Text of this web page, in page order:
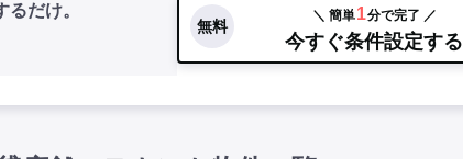
だけ。
無料
＼ 簡単1分で完了 ／
今すぐ条件設定する